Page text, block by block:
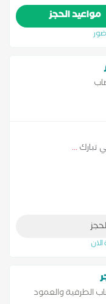
عضو الجمعية السويسرية
مواعيد الحجز
تبارك...
الطرفية والعمود